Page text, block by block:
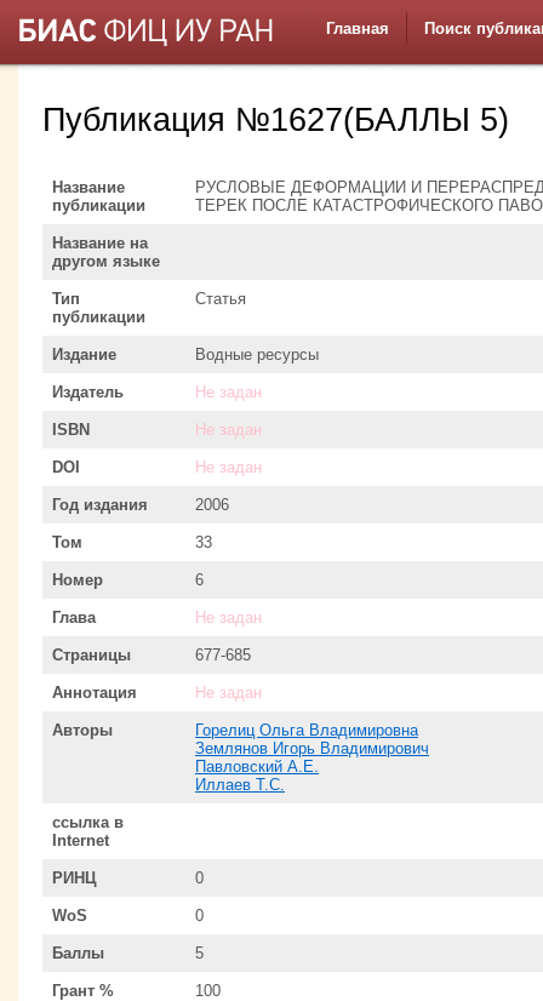
Главная Поиск
Публикация №1627(БАЛЛЫ 5)
Название
публикации
РУСЛОВЫЕ ДЕФОРМАЦИИ И
ТЕРЕК ПОСЛЕ КАТАСТРОФИЧЕСКОГО
Название на
другом языке
Тип
публикации
Статья
Издание Водные ресурсы
Издатель Не задан
ISBN Не задан
DOI Не задан
Год издания 2006
Том 33
Номер 6
Глава Не задан
Страницы 677-685
Аннотация Не задан
Авторы
Горелиц Ольга Владимировна
Землянов Игорь Владимирович
Павловский А.Е.
Иллаев Т.С.
ссылка в
Internet
РИНЦ 0
WoS 0
Баллы 5
Грант % 100